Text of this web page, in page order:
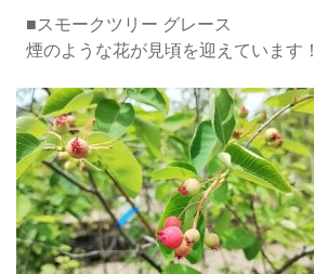
■スモークツリー グレース
煙のような花が見頃を迎えています！